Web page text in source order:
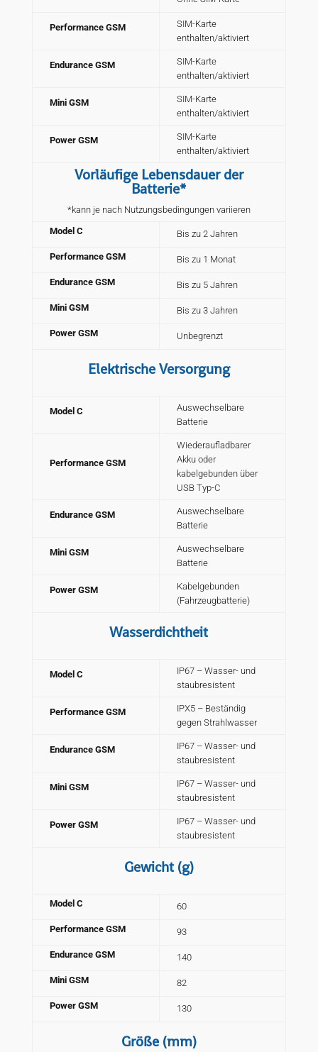
Performance GSM
SIM-Karte
enthalten/aktiviert
Endurance GSM
SIM-Karte
enthalten/aktiviert
Mini GSM
SIM-Karte
enthalten/aktiviert
Power GSM
SIM-Karte
enthalten/aktiviert
Vorläufige Lebensdauer der
Batterie*
*kann je nach Nutzungsbedingungen variieren
Model C
Bis zu 2 Jahren
Performance GSM Bis zu 1 Monat
Endurance GSM Bis zu 5 Jahren
Mini GSM Bis zu 3 Jahren
Power GSM Unbegrenzt
Elektrische Versorgung
Model C
Auswechselbare
Batterie
Performance GSM
Wiederaufladbarer
Akku oder
kabelgebunden über
USB Typ-C
Endurance GSM
Auswechselbare
Batterie
Mini GSM
Auswechselbare
Batterie
Power GSM
Kabelgebunden
(Fahrzeugbatterie)
Wasserdichtheit
Model C IP67 – Wasser- und
staubresistent
Performance GSM IPX5 – Beständig
gegen Strahlwasser
Endurance GSM IP67 – Wasser- und
staubresistent
Mini GSM IP67 – Wasser- und
staubresistent
Power GSM IP67 – Wasser- und
staubresistent
Gewicht(g)
Model C 60
Performance GSM 93
Endurance GSM 140
Mini GSM 82
Power GSM 130
Größe(mm)